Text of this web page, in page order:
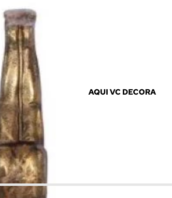
AQUI VC DECORA